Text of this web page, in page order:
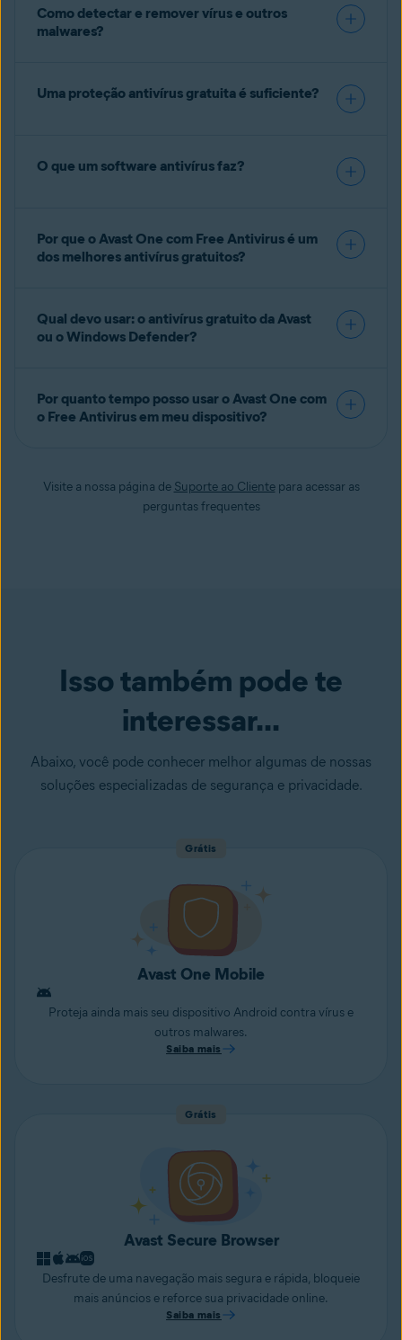
Como detectar e remover vírus e outros
malwares?
Uma proteção antivírus gratuita é suficiente?
O que um software antivírus faz?
Por que o Avast One com Free Antivirus é um
dos melhores antivírus gratuitos?
Qual devo usar: o antivírus gratuito da Avast
ou o Windows Defender?
Por quanto tempo posso usar o Avast One com
o Free Antivirus em meu dispositivo?
Visite a nossa página de Suporte ao Clientepara acessar as
perguntas frequentes
Isso também pode te
interessar...
Abaixo, você pode conhecer melhor algumas de nossas
soluções especializadas de segurança e privacidade.
Grátis
Avast One Mobile
Proteja ainda mais seu dispositivo Android contra vírus e
outros malwares.
Saiba mais
Grátis
Avast Secure Browser
Desfrute de uma navegação mais segura e rápida, bloqueie
mais anúncios e reforce sua privacidade online.
Saiba mais